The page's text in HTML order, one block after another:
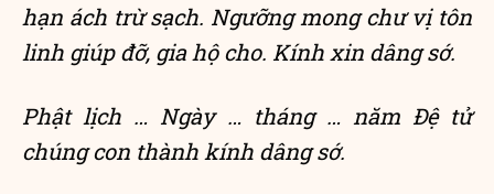
hạn ách trừ sạch. Ngưỡng mong chư vị tôn
linh giúp đỡ, gia hộ cho. Kính xin dâng sớ.
Phật lịch … Ngày … tháng … năm Đệ tử
chúng con thành kính dâng sớ.